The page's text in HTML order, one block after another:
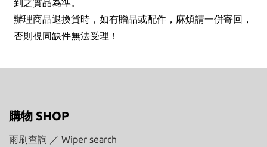
到之實品為準。
辦理商品退換貨時，如有贈品或配件，麻煩請一併寄回，
否則視同缺件無法受理！
購物 SHOP
雨刷查詢 ／ Wiper search